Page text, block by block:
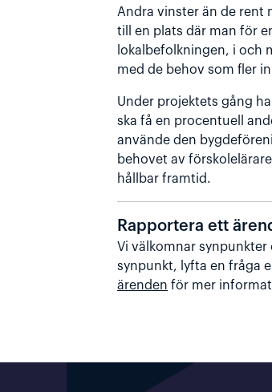
Andra vinster än de rent
till en plats där man för
lokalbefolkningen, i och
med de behov som fler
Under projektets gång
ska få en procentuell
använde den
behovet av
hållbar framtid.
Rapportera ett
Vi välkomnar
synpunkt, lyfta en fråga
ärenden för mer